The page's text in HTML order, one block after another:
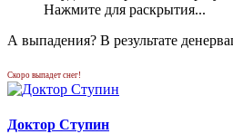
Нажмите для раскрытия...
А выпадения? В результате
Скоро выпадет снег!
Доктор Ступин